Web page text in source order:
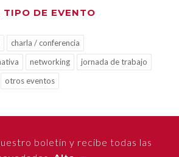
TIPO DE EVENTO
charla / conferencia
networking
jornada de trabajo
otros eventos
boletín y recibe todas las